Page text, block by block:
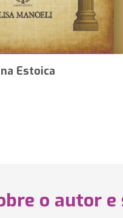
Estoica
o autor e